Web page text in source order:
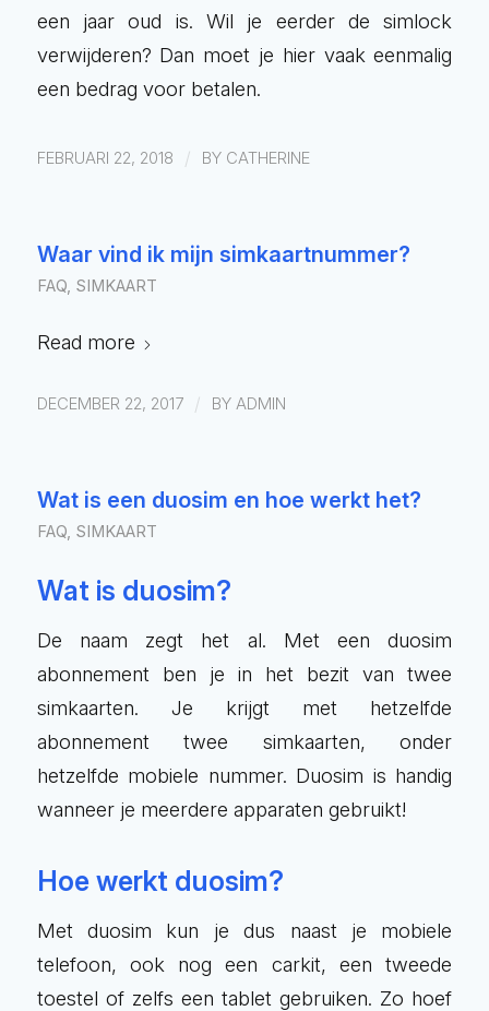
een jaar oud is. Wil je eerder de simlock
verwijderen? Dan moet je hier vaak eenmalig
een bedrag voor betalen.
FEBRUARI 22, 2018 / BY CATHERINE
Waar vind ik mijn simkaartnummer?
FAQ, SIMKAART
Read more
DECEMBER 22, 2017 / BY ADMIN
Wat is een duosim en hoe werkt het?
FAQ, SIMKAART
Wat is duosim?
De naam zegt het al. Met een duosim
abonnement ben je in het bezit van twee
simkaarten. Je krijgt met hetzelfde
abonnement twee simkaarten, onder
hetzelfde mobiele nummer. Duosim is handig
wanneer je meerdere apparaten gebruikt!
Hoe werkt duosim?
Met duosim kun je dus naast je mobiele
telefoon, ook nog een carkit, een tweede
toestel of zelfs een tablet gebruiken. Zo hoef